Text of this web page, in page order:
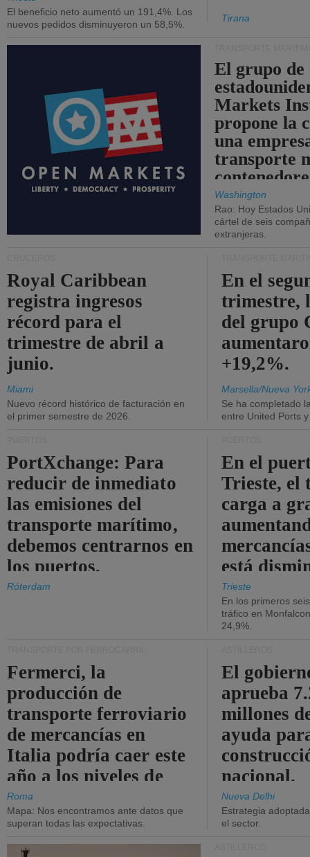
El beneficio neto aumentó un 191,4%. Los
nuevos pedidos disminuyeron un 58,5%.
Tirana
El grupo de
Markets
propone la
una
transporte
Washington
Rao: Hoy Estados
cártel de seis
extranjeras.
Royal Caribbean
registra ingresos
récord para el
trimestre de abril a
junio.
Miami
Nuevo récord histórico de facturación en
el primer semestre de 2026.
En el
trimestre,
del grupo
+19,2%.
Marsella/Nueva
Se ha completado
entre United Ports
PortXchange: Para
reducir de inmediato
las emisiones del
transporte marítimo,
debemos centrarnos en
los puertos.
Róterdam
En el
Trieste, el
carga a
está
Trieste
En los primeros
tráfico en
24,9%.
Fermerci, la
producción de
transporte ferroviario
de mercancías en
Italia podría caer este
año a los niveles de
2015.
Roma
Mapa: Nos encontramos ante datos que
superan todas las expectativas.
El
aprueba
millones
ayuda
nacional.
Nueva Delhi
Estrategia
el sector.